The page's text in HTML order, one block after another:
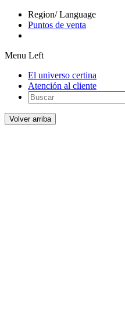
Region/ Language
Puntos de venta
Menu Left
El universo certina
Atención al cliente
Volver arriba